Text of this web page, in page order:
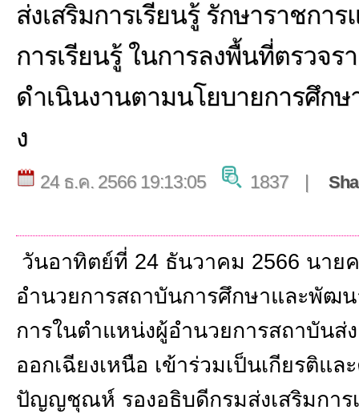
ส่งเสริมการเรียนรู้ รักษาราชกา
การเรียนรู้ ในการลงพื้นที่ตรวจ
ดำเนินงานตามนโยบายการศึก
ง
24 ธ.ค. 2566 19:13:05 1837 |
วันอาทิตย์ที่ 24 ธันวาคม 2566 นาย
อำนวยการสถาบันการศึกษาและพัฒน
การในตำแหน่งผู้อำนวยการสถาบันส่
ออกเฉียงเหนือ เข้าร่วมเป็นเกียรติแ
ปัญญชุณห์ รองอธิบดีกรมส่งเสริมการ